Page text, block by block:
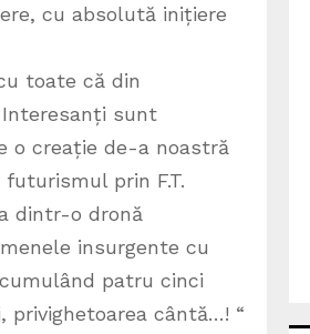
cu absolută inițiere
toate că din
sunt
o creație de-a noastră
prin F.T.
dintr-o dronă
insurgente cu
patru cinci
privighetoarea cântă…! “